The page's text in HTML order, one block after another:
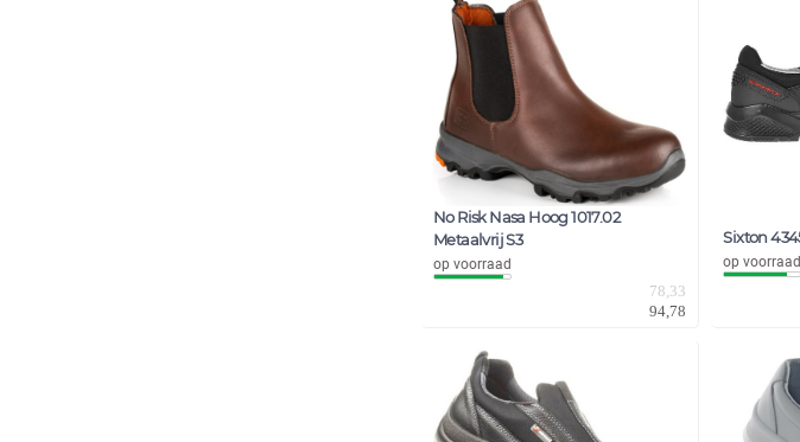
No Risk Nasa Hoog 1017.02
Metaalvrij S3
op voorraad
78,33
94,78
Sixton
op voorraad